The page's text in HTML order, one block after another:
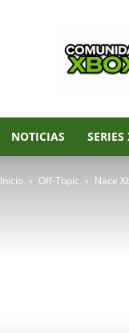
NOTICIAS SERIES
Inicio Off-Topic Nace